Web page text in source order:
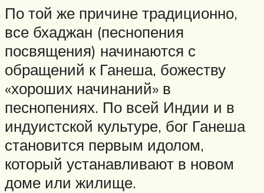
По той же причине традиционно,
все бхаджан (песнопения
посвящения) начинаются с
обращений к Ганеша, божеству
«хороших начинаний» в
песнопениях. По всей Индии и в
индуистской культуре, бог Ганеша
становится первым идолом,
который устанавливают в новом
доме или жилище.